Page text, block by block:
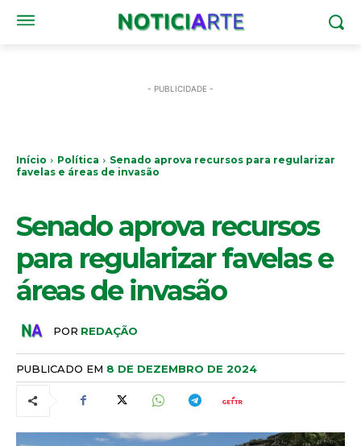
- PUBLICIDADE -
Início Política
Senado aprova recursos para regularizar
favelas e áreas de invasão
Senado aprova recursos
para regularizar favelas e
áreas de invasão
POR REDAÇÃO
PUBLICADO EM 8 DE DEZEMBRO DE 2024